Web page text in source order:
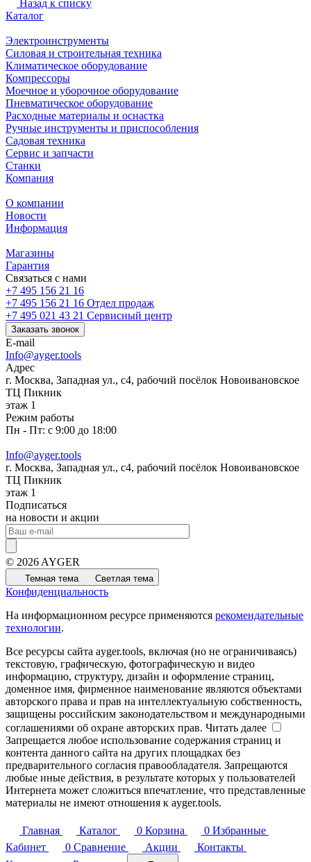
Назад к списку
Каталог
Электроинструменты
Силовая и строительная техника
Климатическое оборудование
Компрессоры
Моечное и уборочное оборудование
Пневматическое оборудование
Расходные материалы и оснастка
Ручные инструменты и приспособления
Садовая техника
Сервис и запчасти
Станки
Компания
О компании
Новости
Информация
Магазины
Гарантия
Связаться с нами
+7 495 156 21 16
+7 495 156 21 16 Отдел продаж
+7 495 021 43 21 Cервисный центр
Заказать звонок
E-mail
Info@ayger.tools
Адрес
г. Москва, Западная ул., с4, рабочий посёлок Новоивановское
ТЦ Пикник
этаж 1
Режим работы
Пн - Пт: с 9:00 до 18:00
Info@ayger.tools
г. Москва, Западная ул., с4, рабочий посёлок Новоивановское
ТЦ Пикник
этаж 1
Подписаться
на новости и акции
© 2026 AYGER
Темная тема Светлая тема
Конфиденциальность
На информационном ресурсе применяются рекомендательные
технологии.
Все ресурсы сайта ayger.tools, включая (но не ограничиваясь)
текстовую, графическую, фотографическую и видео
информацию, структуру, дизайн и оформление страниц,
доменное имя, фирменное наименование являются объектами
авторского права и прав на интеллектуальную собственность,
защищены российским законодательством и международными
соглашениями об охране авторских прав. Читать далее
Запрещается любое использование содержания страниц и
контента данного сайта на других площадках без
предварительного согласия правообладателя. Запрещаются
любые иные действия, в результате которых у пользователей
Интернета может сложиться впечатление, что представленные
материалы не имеют отношения к ayger.tools.
Главная Каталог 0 Корзина 0 Избранные
Кабинет
0 Сравнение Акции
Контакты